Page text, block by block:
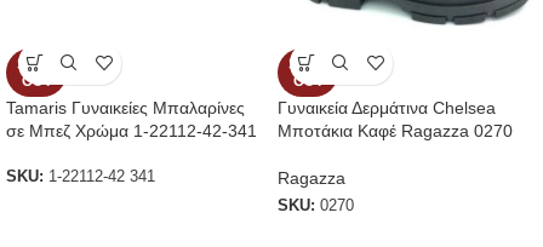
SOLD
OUT
Tamaris Γυναικείες Μπαλαρίνες
σε Μπεζ Χρώμα 1-22112-42-341
SKU: 1-22112-42 341
SOLD
OUT
Γυναικεία Δερμάτινα Chelsea
Μποτάκια Καφέ Ragazza 0270
Ragazza
SKU: 0270